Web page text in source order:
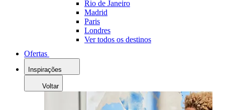
Rio de Janeiro
Madrid
Paris
Londres
Ver todos os destinos
Ofertas
Inspirações
Voltar